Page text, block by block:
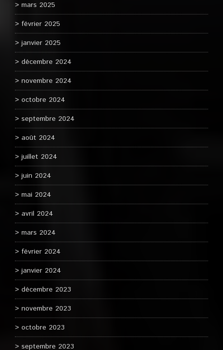
mars 2025
février 2025
janvier 2025
décembre 2024
novembre 2024
octobre 2024
septembre 2024
août 2024
juillet 2024
juin 2024
mai 2024
avril 2024
mars 2024
février 2024
janvier 2024
décembre 2023
novembre 2023
octobre 2023
septembre 2023